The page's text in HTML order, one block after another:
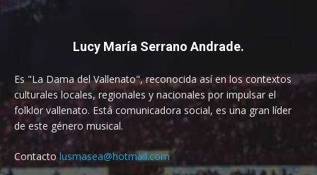
Lucy María Serrano Andrade.
Es "La Dama del Vallenato", reconocida así en los contextos
culturales locales, regionales y nacionales por impulsar el
folklor vallenato. Está comunicadora social, es una gran líder
de este género musical.
Contacto lusmasea@hotmail.com